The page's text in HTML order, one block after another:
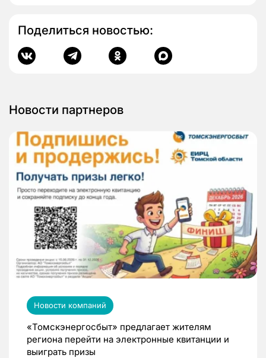
Поделиться новостью:
Новости партнеров
Новости компаний
«Томскэнергосбыт» предлагает жителям
региона перейти на электронные квитанции и
выиграть призы